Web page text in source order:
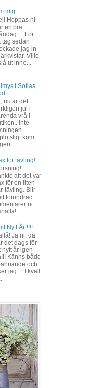
mig......
Hoppas ni
en bra
För
tag sedan
jag in
Ville
ut inne...
i Sofias
nu är det
jul i
vrå i
Inte
kom
...
för tävling!
att det var
för en liten
tävling. Blir
förundrad
ni
Nytt År!!!!!
Ja ni, då
det dags för
nytt år igen
Känns både
och
jag.... I kväll